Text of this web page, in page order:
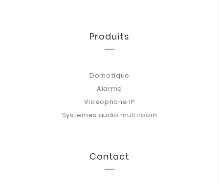
Produits
Domotique
Alarme
Videophone IP
Systèmes audio multiroom
Contact